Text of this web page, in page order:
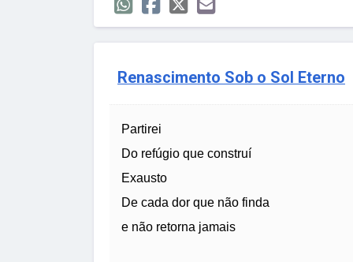
Renascimento Sob o Sol Eterno
Partirei
Do refúgio que construí
Exausto
De cada dor que não finda
e não retorna jamais